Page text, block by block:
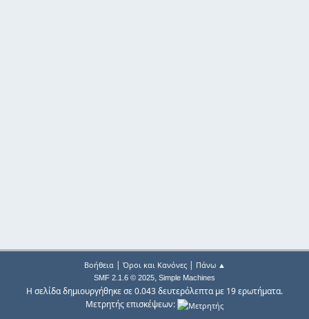
Βοήθεια| Όροι και Κανόνες| Πάνω ▲
SMF 2.1.6 © 2025, Simple Machines
Η σελίδα δημιουργήθηκε σε 0.043 δευτερόλεπτα με 19 ερωτήματα.
Μετρητής επισκέψεων: